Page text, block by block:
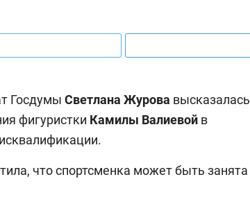
Госдумы Светлана Журова высказалась
фигуристки Камилы Валиевой в
что спортсменка может быть занята